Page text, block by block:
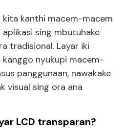
kita kanthi macem-macem
sing mbutuhake
tradisional. Layar iki
nyukupi macem-
panggunaan, nawakake
visual sing ora ana
LCD transparan?